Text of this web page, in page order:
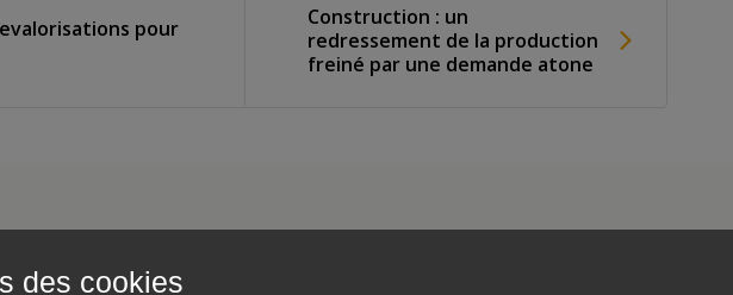
des cookies
pour
Construction : un
redressement de la production
freiné par une demande atone